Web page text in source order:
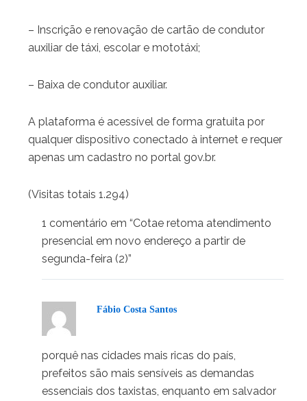
– Inscrição e renovação de cartão de condutor
auxiliar de táxi, escolar e mototáxi;
– Baixa de condutor auxiliar.
A plataforma é acessível de forma gratuita por
qualquer dispositivo conectado à internet e requer
apenas um cadastro no portal gov.br.
(Visitas totais 1.294)
1 comentário em “Cotae retoma atendimento
presencial em novo endereço a partir de
segunda-feira (2)”
Fábio Costa Santos
porquê nas cidades mais ricas do país,
prefeitos são mais sensíveis as demandas
essenciais dos taxistas, enquanto em salvador